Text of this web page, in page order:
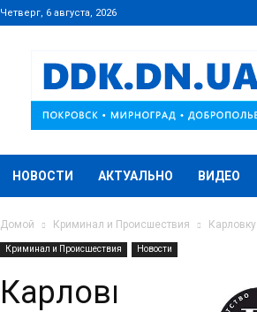
Четверг, 6 августа, 2026
DDK.DN.UA
НОВОСТИ АКТУАЛЬНО ВИДЕО
Домой Криминал и Происшествия
Криминал и Происшествия Новости
Карловку на